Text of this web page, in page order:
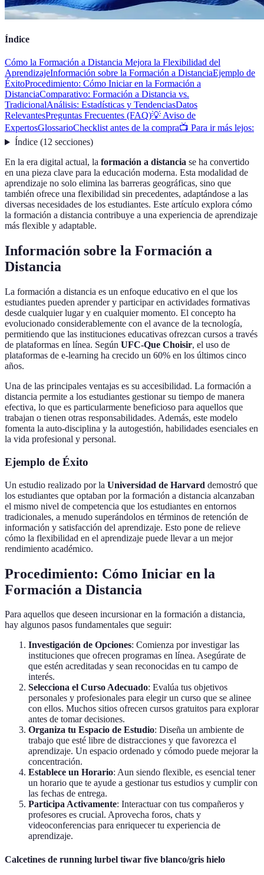
Índice
Cómo la Formación a Distancia Mejora la Flexibilidad del
AprendizajeInformación sobre la Formación a DistanciaEjemplo de
ÉxitoProcedimiento: Cómo Iniciar en la Formación a
DistanciaComparativo: Formación a Distancia vs.
TradicionalAnálisis: Estadísticas y TendenciasDatos
RelevantesPreguntas Frecuentes (FAQ)💡 Aviso de
ExpertosGlossarioChecklist antes de la compra📺 Para ir más lejos:
Índice(12 secciones)
En la era digital actual, la formación a distancia se ha convertido
en una pieza clave para la educación moderna. Esta modalidad de
aprendizaje no solo elimina las barreras geográficas, sino que
también ofrece una flexibilidad sin precedentes, adaptándose a las
diversas necesidades de los estudiantes. Este artículo explora cómo
la formación a distancia contribuye a una experiencia de aprendizaje
más flexible y adaptable.
Información sobre la Formación a
Distancia
La formación a distancia es un enfoque educativo en el que los
estudiantes pueden aprender y participar en actividades formativas
desde cualquier lugar y en cualquier momento. El concepto ha
evolucionado considerablemente con el avance de la tecnología,
permitiendo que las instituciones educativas ofrezcan cursos a través
de plataformas en línea. Según UFC-Que Choisir, el uso de
plataformas de e-learning ha crecido un 60% en los últimos cinco
años.
Una de las principales ventajas es su accesibilidad. La formación a
distancia permite a los estudiantes gestionar su tiempo de manera
efectiva, lo que es particularmente beneficioso para aquellos que
trabajan o tienen otras responsabilidades. Además, este modelo
fomenta la auto-disciplina y la autogestión, habilidades esenciales en
la vida profesional y personal.
Ejemplo de Éxito
Un estudio realizado por la Universidad de Harvard demostró que
los estudiantes que optaban por la formación a distancia alcanzaban
el mismo nivel de competencia que los estudiantes en entornos
tradicionales, a menudo superándolos en términos de retención de
información y satisfacción del aprendizaje. Esto pone de relieve
cómo la flexibilidad en el aprendizaje puede llevar a un mejor
rendimiento académico.
Procedimiento: Cómo Iniciar en la
Formación a Distancia
Para aquellos que deseen incursionar en la formación a distancia,
hay algunos pasos fundamentales que seguir:
Investigación de Opciones: Comienza por investigar las
instituciones que ofrecen programas en línea. Asegúrate de
que estén acreditadas y sean reconocidas en tu campo de
interés.
Selecciona el Curso Adecuado: Evalúa tus objetivos
personales y profesionales para elegir un curso que se alinee
con ellos. Muchos sitios ofrecen cursos gratuitos para explorar
antes de tomar decisiones.
Organiza tu Espacio de Estudio: Diseña un ambiente de
trabajo que esté libre de distracciones y que favorezca el
aprendizaje. Un espacio ordenado y cómodo puede mejorar la
concentración.
Establece un Horario: Aun siendo flexible, es esencial tener
un horario que te ayude a gestionar tus estudios y cumplir con
las fechas de entrega.
Participa Activamente: Interactuar con tus compañeros y
profesores es crucial. Aprovecha foros, chats y
videoconferencias para enriquecer tu experiencia de
aprendizaje.
Calcetines de running lurbel tiwar five blanco/gris hielo